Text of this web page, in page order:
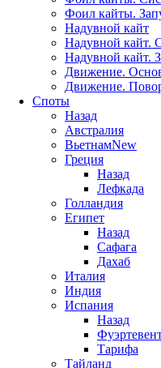
Фоил кайты.
Надувной кайт
Надувной кайт.
Надувной кайт.
Движение.
Движение.
Споты
Назад
Австралия
ВьетнамNew
Греция
Назад
Лефкада
Голландия
Египет
Назад
Сафага
Дахаб
Италия
Индия
Испания
Назад
Тарифа
Тайланд